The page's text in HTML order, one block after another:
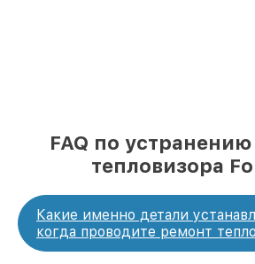
FAQ по
тепловизора
Какие именно детали
когда проводите ремонт